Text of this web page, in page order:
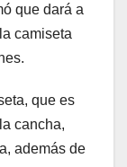
que dará a
camiseta
que es
cancha,
además de